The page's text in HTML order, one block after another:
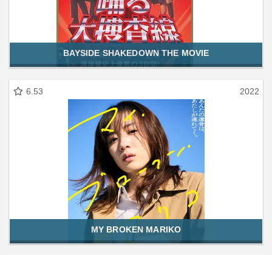
BAYSIDE SHAKEDOWN THE MOVIE
6.53 2022
MY BROKEN MARIKO